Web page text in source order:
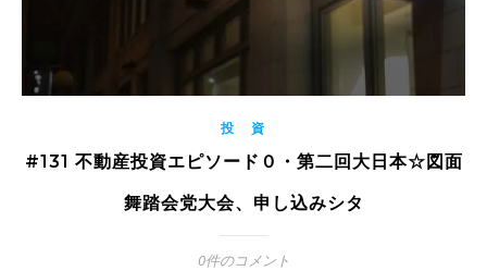
投 資
#131 不動産投資エピソード０・第二回大日本☆図面
舞踏会党大会、申し込みシタ
0件のコメント